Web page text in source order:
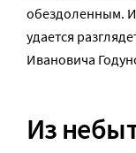
обездоленным.
удается
Ивановича
Из